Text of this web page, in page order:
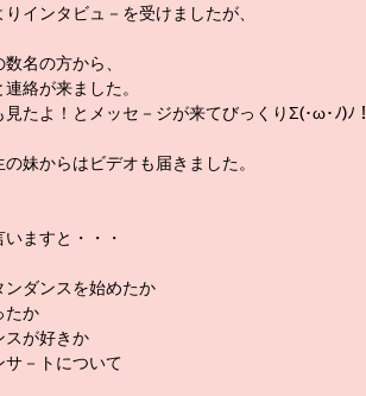
インタビュ－を受けましたが、
名の方から、
絡が来ました。
たよ！とメッセ－ジが来てびっくりΣ(･ω･ﾉ)ﾉ！
妹からはビデオも届きました。
ますと・・・
ンダンスを始めたか
たか
スが好きか
－トについて